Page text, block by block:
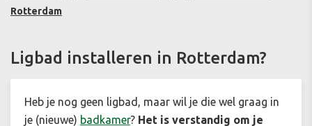
Rotterdam
Ligbad installeren in Rotterdam?
Heb je nog geen ligbad, maar wil je die wel graag in
je (nieuwe) badkamer? Het is verstandig om je